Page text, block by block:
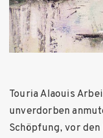
Touria Alaouis
unverdorben
Schöpfung, vor